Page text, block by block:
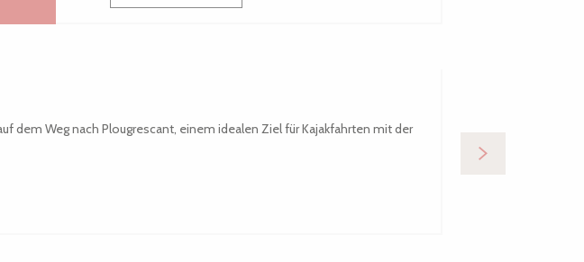
dem Weg nach Plougrescant, einem idealen Ziel für Kajakfahrten mit der
Robin Hood zu...